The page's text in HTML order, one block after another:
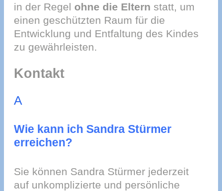
in der Regel ohne die Eltern statt, um
einen geschützten Raum für die
Entwicklung und Entfaltung des Kindes
zu gewährleisten.
Kontakt
A
Wie kann ich Sandra Stürmer
erreichen?
Sie können Sandra Stürmer jederzeit
auf unkomplizierte und persönliche